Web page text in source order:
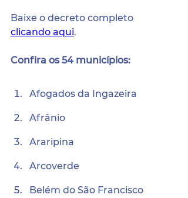
Baixe o decreto completo
clicando aqui.
Confira os 54 municípios:
Afogados da Ingazeira
Afrânio
Araripina
Arcoverde
Belém do São Francisco